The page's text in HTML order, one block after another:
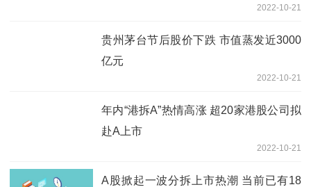
2022-10-21
贵州茅台节后股价下跌 市值蒸发近3000
亿元
2022-10-21
年内“港拆A”热情高涨 超20家港股公司拟
赴A上市
2022-10-21
A股掀起一波分拆上市热潮 当前已有18